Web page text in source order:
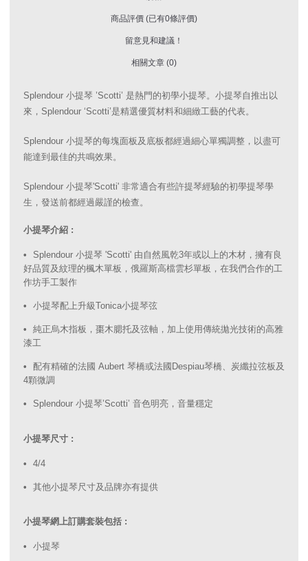
商品評價 (已有0條評價)
留意見和建議！
相關文章 (0)
Splendour 小提琴 ’Scotti’ 是熱門的初學小提琴。小提琴自推出以
來，Splendour ‘Scotti’是精選優質材料和細緻工藝的代表。
Splendour 小提琴的每塊面板及底板都經過細心單獨調整，以盡可
能達到最佳的共鳴效果。
Splendour 小提琴'Scotti' 非常適合有些許提琴經驗的初學提琴學
生，發送前都經過嚴謹的檢查。
小提琴介紹 :
Splendour 小提琴 'Scotti' 由自然風乾3年或以上的木材，擁有良
好品質及紋理的楓木單板，俄羅斯高檔雲杉單板，在我們合作的工
作坊手工製作
小提琴配上升級Tonica小提琴弦
純正烏木指板，棗木腮托及弦軸，加上使用傳統拋光技術的高雅
漆工
配有精確的法國 Aubert 琴橋或法國Despiau琴橋、炭纖拉弦板及
4顆微調
Splendour 小提琴’Scotti’ 音色明亮，音量穩定
小提琴尺寸 :
4/4
其他小提琴尺寸及品牌亦有提供
小提琴網上訂購套裝包括 :
小提琴